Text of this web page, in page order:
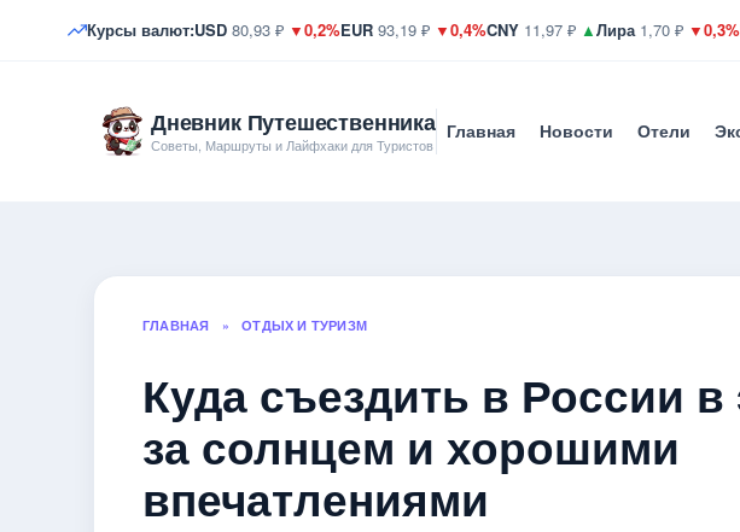
Курсы валют:USD 80,93 ₽ ▼0,2%EUR 93,19 ₽ ▼0,4%CNY 11,97 ₽ ▲Лира1,70 ₽ ▼0,3%
Дневник Путешественника
Советы, Маршруты и Лайфхаки для Туристов
Главная Новости Отели
ГЛАВНАЯ » ОТДЫХ И ТУРИЗМ
Куда съездить в России в
за солнцем и хорошими
впечатлениями